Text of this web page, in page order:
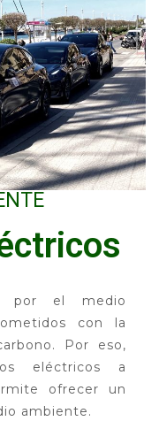
por el medio
con la
Por eso,
eléctricos a
ofrecer un
ambiente.